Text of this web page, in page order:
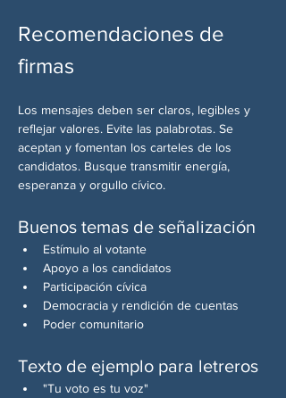
Recomendaciones de
firmas
Los mensajes deben ser claros, legibles y
reflejar valores. Evite las palabrotas. Se
aceptan y fomentan los carteles de los
candidatos. Busque transmitir energía,
esperanza y orgullo cívico.
Buenos temas de señalización
Estímulo al votante
Apoyo a los candidatos
Participación cívica
Democracia y rendición de cuentas
Poder comunitario
Texto de ejemplo para letreros
"Tu voto es tu voz"